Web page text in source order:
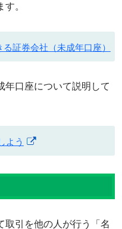
。
証券会社（未成年口座）
年口座について説明して
よう
取引を他の人が行う「名